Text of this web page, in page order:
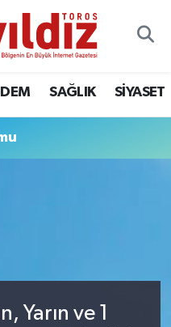
SAĞLIK SİYASET
Yarın ve 1